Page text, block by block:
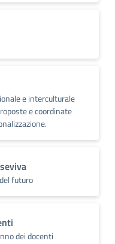
e interculturale
e coordinate
futuro
dei docenti